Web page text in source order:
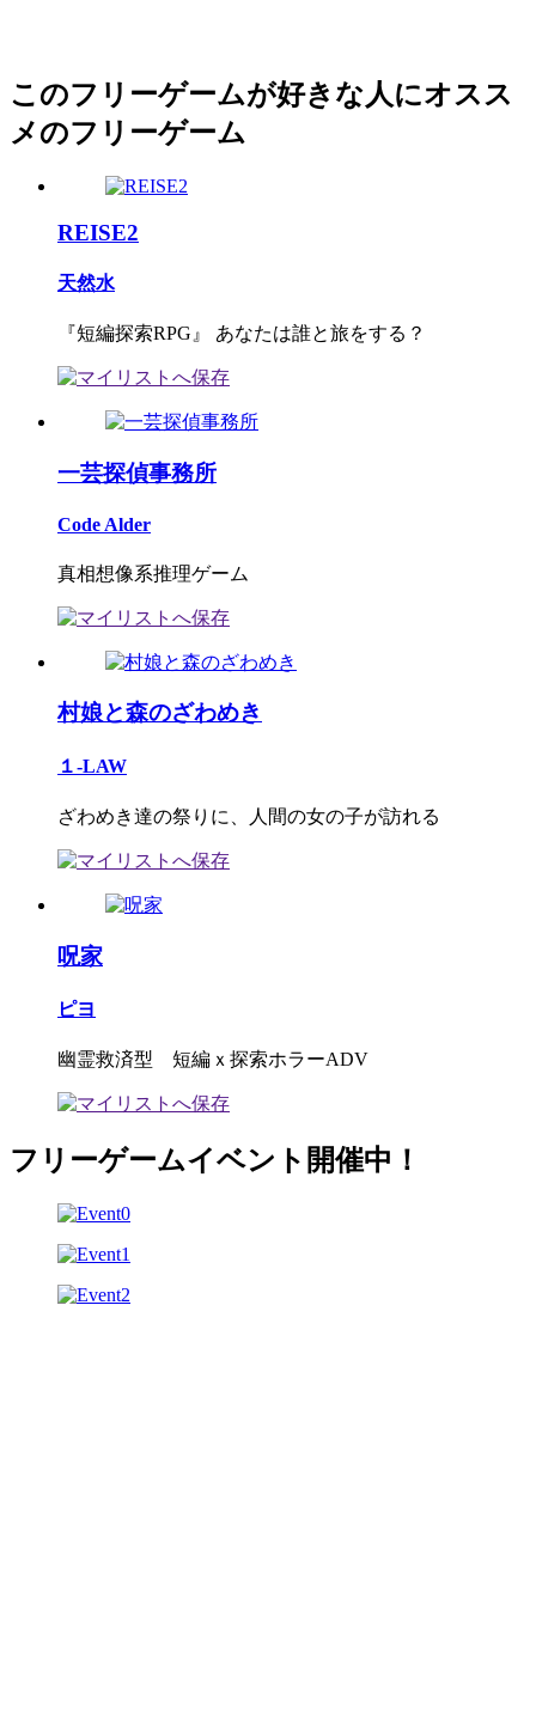
このフリーゲームが好きな人にオスス
メのフリーゲーム
REISE2
天然水
『短編探索RPG』 あなたは誰と旅をする？
一芸探偵事務所
Code Alder
真相想像系推理ゲーム
村娘と森のざわめき
１-LAW
ざわめき達の祭りに、人間の女の子が訪れる
呪家
ピヨ
幽霊救済型 短編ｘ探索ホラーADV
フリーゲームイベント開催中！